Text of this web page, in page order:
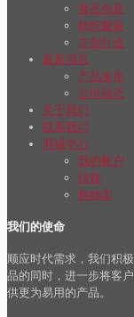
食品包装
纺织服装
文创行业
最新消息
产品发布
公司动态
关于我们
联系我们
商城中心
我的帐户
结账
购物车
我们的使命
顺应时代需求，我们积
品的同时，进一步将客
供更为易用的产品。